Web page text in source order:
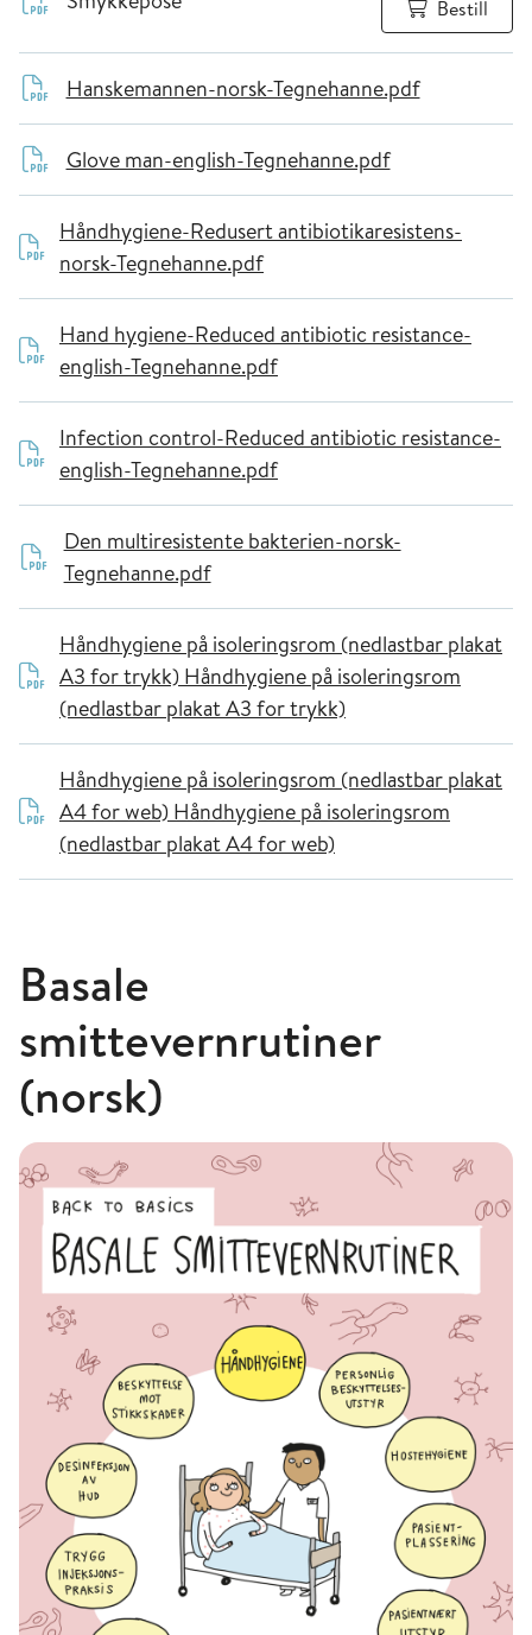
Bestill
Hanskemannen-norsk-Tegnehanne.pdf
Glove man-english-Tegnehanne.pdf
Håndhygiene-Redusert antibiotikaresistens-
norsk-Tegnehanne.pdf
Hand hygiene-Reduced antibiotic resistance-
english-Tegnehanne.pdf
Infection control-Reduced antibiotic resistance-
english-Tegnehanne.pdf
Den multiresistente bakterien-norsk-
Tegnehanne.pdf
Håndhygiene på isoleringsrom (nedlastbar plakat
A3 for trykk) Håndhygiene på isoleringsrom
(nedlastbar plakat A3 for trykk)
Håndhygiene på isoleringsrom (nedlastbar plakat
A4 for web) Håndhygiene på isoleringsrom
(nedlastbar plakat A4 for web)
Basale
smittevernrutiner
(norsk)